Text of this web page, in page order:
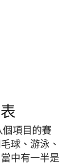
項目的賽
球、游泳、
中有一半是